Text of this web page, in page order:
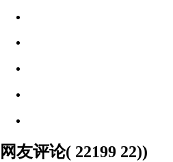
网友评论( 22199 22))